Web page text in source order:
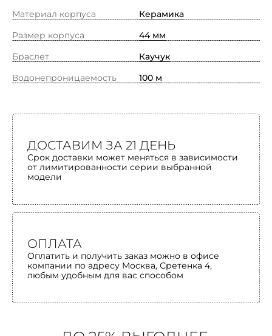
Материал корпуса
Керамика
Размер корпуса
44 мм
Браслет
Каучук
Водонепроницаемость
100 м
ДОСТАВИМ ЗА 21 ДЕНЬ
Срок доставки может меняться в зависимости
от лимитированности серии выбранной
модели
ОПЛАТА
Оплатить и получить заказ можно в офисе
компании по адресу Москва, Сретенка 4,
любым удобным для вас способом